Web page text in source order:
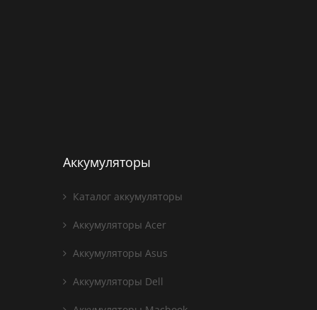
Аккумуляторы
Каталог аккумуляторы
Аккумуляторы Acer
Аккумуляторы Asus
Аккумуляторы Dell